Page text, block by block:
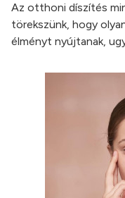
Az otthoni díszítés
törekszünk, hogy
élményt nyújtanak,